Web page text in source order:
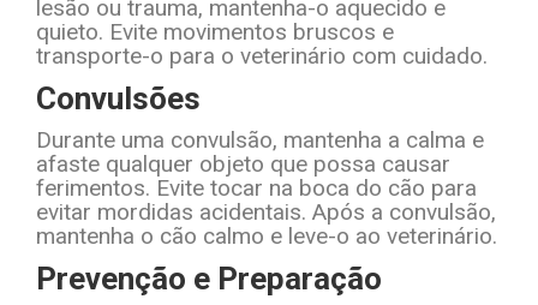
lesão ou trauma, mantenha-o aquecido e
quieto. Evite movimentos bruscos e
transporte-o para o veterinário com cuidado.
Convulsões
Durante uma convulsão, mantenha a calma e
afaste qualquer objeto que possa causar
ferimentos. Evite tocar na boca do cão para
evitar mordidas acidentais. Após a convulsão,
mantenha o cão calmo e leve-o ao veterinário.
Prevenção e Preparação